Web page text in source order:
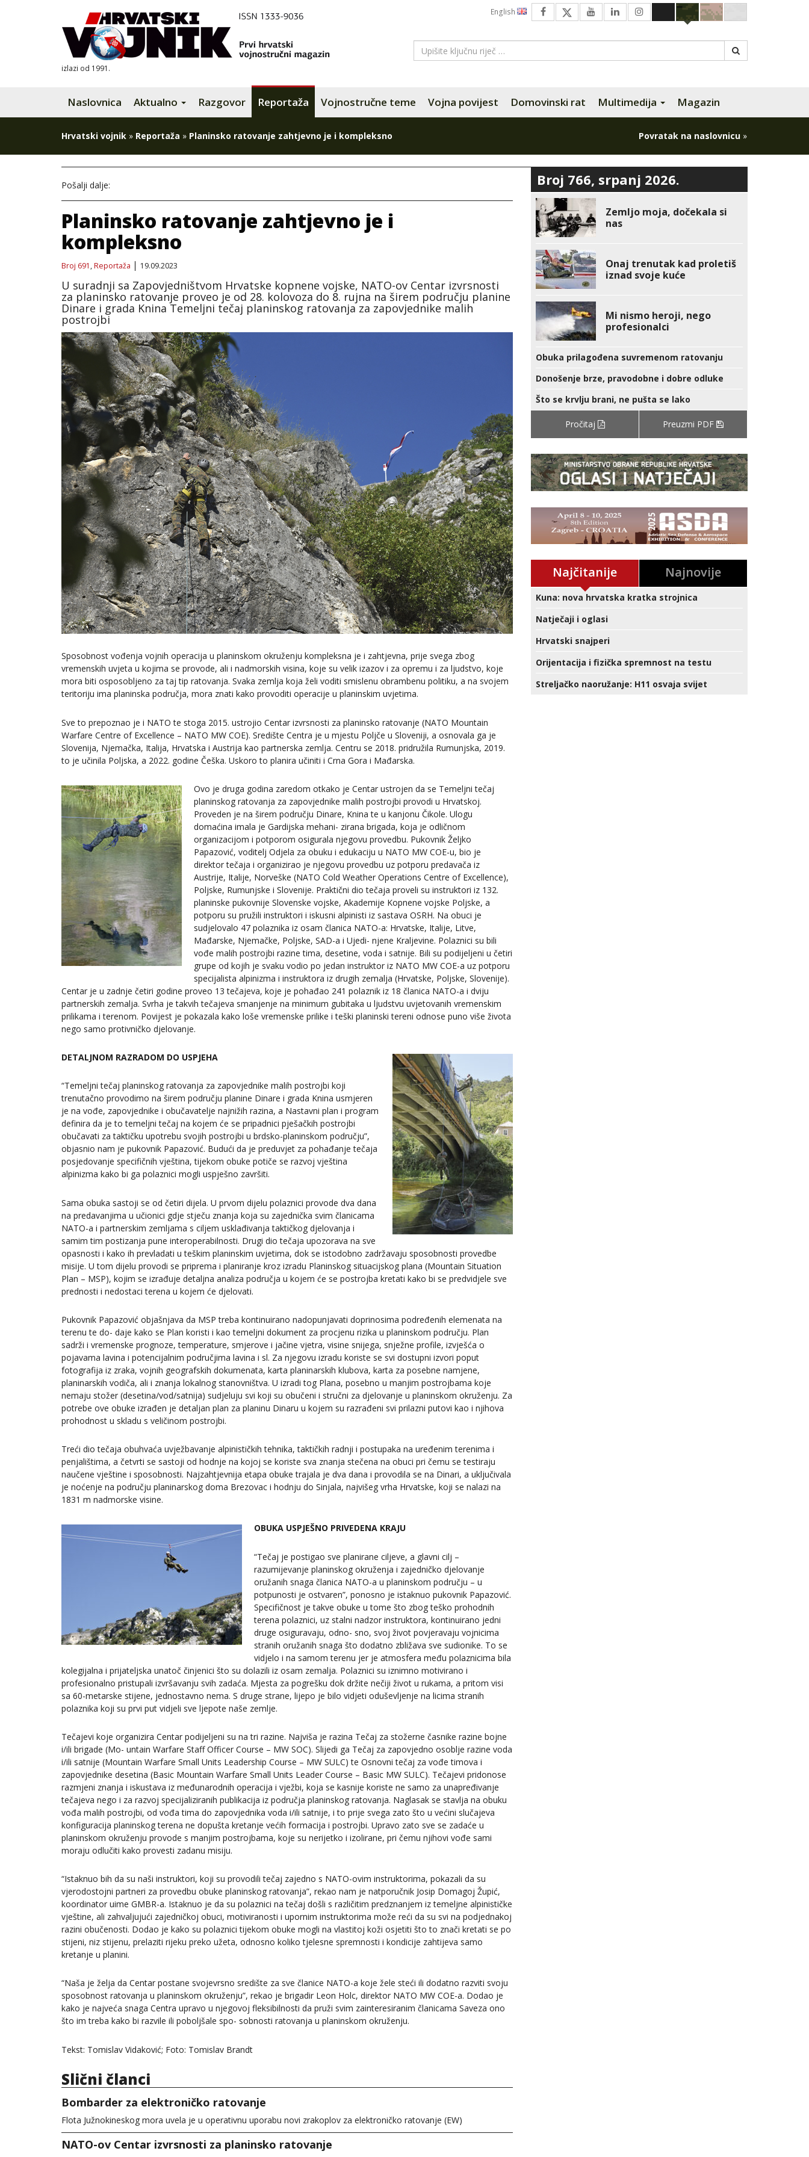
izlazi od 1991.
English
Naslovnica Aktualno Razgovor Reportaža Vojnostručne teme Vojna povijest Domovinski rat Multimedija Magazin
Hrvatski vojnik » Reportaža » Planinsko ratovanje zahtjevno je i kompleksno Povratak na naslovnicu »
Pošalji dalje:
Planinsko ratovanje zahtjevno je i
kompleksno
Broj 691 ,Reportaža 19.09.2023
U suradnji sa Zapovjedništvom Hrvatske kopnene vojske, NATO-ov Centar izvrsnosti
za planinsko ratovanje proveo je od 28. kolovoza do 8. rujna na širem području planine
Dinare i grada Knina Temeljni tečaj planinskog ratovanja za zapovjednike malih
postrojbi
Sposobnost vođenja vojnih operacija u planinskom okruženju kompleksna je i zahtjevna, prije svega zbog
vremenskih uvjeta u kojima se provode, ali i nadmorskih visina, koje su velik izazov i za opremu i za ljudstvo, koje
mora biti osposobljeno za taj tip ratovanja. Svaka zemlja koja želi voditi smislenu obrambenu politiku, a na svojem
teritoriju ima planinska područja, mora znati kako provoditi operacije u planinskim uvjetima.
Sve to prepoznao je i NATO te stoga 2015. ustrojio Centar izvrsnosti za planinsko ratovanje (NATO Mountain
Warfare Centre of Excellence – NATO MW COE). Središte Centra je u mjestu Poljče u Sloveniji, a osnovala ga je
Slovenija, Njemačka, Italija, Hrvatska i Austrija kao partnerska zemlja. Centru se 2018. pridružila Rumunjska, 2019.
to je učinila Poljska, a 2022. godine Češka. Uskoro to planira učiniti i Crna Gora i Mađarska.
Ovo je druga godina zaredom otkako je Centar ustrojen da se Temeljni tečaj
planinskog ratovanja za zapovjednike malih postrojbi provodi u Hrvatskoj.
Proveden je na širem području Dinare, Knina te u kanjonu Čikole. Ulogu
domaćina imala je Gardijska mehani- zirana brigada, koja je odličnom
organizacijom i potporom osigurala njegovu provedbu. Pukovnik Željko
Papazović, voditelj Odjela za obuku i edukaciju u NATO MW COE-u, bio je
direktor tečaja i organizirao je njegovu provedbu uz potporu predavača iz
Austrije, Italije, Norveške (NATO Cold Weather Operations Centre of Excellence),
Poljske, Rumunjske i Slovenije. Praktični dio tečaja proveli su instruktori iz 132.
planinske pukovnije Slovenske vojske, Akademije Kopnene vojske Poljske, a
potporu su pružili instruktori i iskusni alpinisti iz sastava OSRH. Na obuci je
sudjelovalo 47 polaznika iz osam članica NATO-a: Hrvatske, Italije, Litve,
Mađarske, Njemačke, Poljske, SAD-a i Ujedi- njene Kraljevine. Polaznici su bili
vođe malih postrojbi razine tima, desetine, voda i satnije. Bili su podijeljeni u četiri
grupe od kojih je svaku vodio po jedan instruktor iz NATO MW COE-a uz potporu
specijalista alpinizma i instruktora iz drugih zemalja (Hrvatske, Poljske, Slovenije).
Centar je u zadnje četiri godine proveo 13 tečajeva, koje je pohađao 241 polaznik iz 18 članica NATO-a i dviju
partnerskih zemalja. Svrha je takvih tečajeva smanjenje na minimum gubitaka u ljudstvu uvjetovanih vremenskim
prilikama i terenom. Povijest je pokazala kako loše vremenske prilike i teški planinski tereni odnose puno više života
nego samo protivničko djelovanje.
DETALJNOM RAZRADOM DO USPJEHA
“Temeljni tečaj planinskog ratovanja za zapovjednike malih postrojbi koji
trenutačno provodimo na širem području planine Dinare i grada Knina usmjeren
je na vođe, zapovjednike i obučavatelje najnižih razina, a Nastavni plan i program
definira da je to temeljni tečaj na kojem će se pripadnici pješačkih postrojbi
obučavati za taktičku upotrebu svojih postrojbi u brdsko-planinskom području”,
objasnio nam je pukovnik Papazović. Budući da je preduvjet za pohađanje tečaja
posjedovanje specifičnih vještina, tijekom obuke potiče se razvoj vještina
alpinizma kako bi ga polaznici mogli uspješno završiti.
Sama obuka sastoji se od četiri dijela. U prvom dijelu polaznici provode dva dana
na predavanjima u učionici gdje stječu znanja koja su zajednička svim članicama
NATO-a i partnerskim zemljama s ciljem usklađivanja taktičkog djelovanja i
samim tim postizanja pune interoperabilnosti. Drugi dio tečaja upozorava na sve
opasnosti i kako ih prevladati u teškim planinskim uvjetima, dok se istodobno zadržavaju sposobnosti provedbe
misije. U tom dijelu provodi se priprema i planiranje kroz izradu Planinskog situacijskog plana (Mountain Situation
Plan – MSP), kojim se izrađuje detaljna analiza područja u kojem će se postrojba kretati kako bi se predvidjele sve
prednosti i nedostaci terena u kojem će djelovati.
Pukovnik Papazović objašnjava da MSP treba kontinuirano nadopunjavati doprinosima podređenih elemenata na
terenu te do- daje kako se Plan koristi i kao temeljni dokument za procjenu rizika u planinskom području. Plan
sadrži i vremenske prognoze, temperature, smjerove i jačine vjetra, visine snijega, snježne profile, izvješća o
pojavama lavina i potencijalnim područjima lavina i sl. Za njegovu izradu koriste se svi dostupni izvori poput
fotografija iz zraka, vojnih geografskih dokumenata, karta planinarskih klubova, karta za posebne namjene,
planinarskih vodiča, ali i znanja lokalnog stanovništva. U izradi tog Plana, posebno u manjim postrojbama koje
nemaju stožer (desetina/vod/satnija) sudjeluju svi koji su obučeni i stručni za djelovanje u planinskom okruženju. Za
potrebe ove obuke izrađen je detaljan plan za planinu Dinaru u kojem su razrađeni svi prilazni putovi kao i njihova
prohodnost u skladu s veličinom postrojbi.
Treći dio tečaja obuhvaća uvježbavanje alpinističkih tehnika, taktičkih radnji i postupaka na uređenim terenima i
penjalištima, a četvrti se sastoji od hodnje na kojoj se koriste sva znanja stečena na obuci pri čemu se testiraju
naučene vještine i sposobnosti. Najzahtjevnija etapa obuke trajala je dva dana i provodila se na Dinari, a uključivala
je noćenje na području planinarskog doma Brezovac i hodnju do Sinjala, najvišeg vrha Hrvatske, koji se nalazi na
1831 m nadmorske visine.
OBUKA USPJEŠNO PRIVEDENA KRAJU
“Tečaj je postigao sve planirane ciljeve, a glavni cilj –
razumijevanje planinskog okruženja i zajedničko djelovanje
oružanih snaga članica NATO-a u planinskom području – u
potpunosti je ostvaren”, ponosno je istaknuo pukovnik Papazović.
Specifičnost je takve obuke u tome što zbog teško prohodnih
terena polaznici, uz stalni nadzor instruktora, kontinuirano jedni
druge osiguravaju, odno- sno, svoj život povjeravaju vojnicima
stranih oružanih snaga što dodatno zbližava sve sudionike. To se
vidjelo i na samom terenu jer je atmosfera među polaznicima bila
kolegijalna i prijateljska unatoč činjenici što su dolazili iz osam zemalja. Polaznici su iznimno motivirano i
profesionalno pristupali izvršavanju svih zadaća. Mjesta za pogrešku dok držite nečiji život u rukama, a pritom visi
sa 60-metarske stijene, jednostavno nema. S druge strane, lijepo je bilo vidjeti oduševljenje na licima stranih
polaznika koji su prvi put vidjeli sve ljepote naše zemlje.
Tečajevi koje organizira Centar podijeljeni su na tri razine. Najviša je razina Tečaj za stožerne časnike razine bojne
i/ili brigade (Mo- untain Warfare Staff Officer Course – MW SOC). Slijedi ga Tečaj za zapovjedno osoblje razine voda
i/ili satnije (Mountain Warfare Small Units Leadership Course – MW SULC) te Osnovni tečaj za vođe timova i
zapovjednike desetina (Basic Mountain Warfare Small Units Leader Course – Basic MW SULC). Tečajevi pridonose
razmjeni znanja i iskustava iz međunarodnih operacija i vježbi, koja se kasnije koriste ne samo za unapređivanje
tečajeva nego i za razvoj specijaliziranih publikacija iz područja planinskog ratovanja. Naglasak se stavlja na obuku
vođa malih postrojbi, od vođa tima do zapovjednika voda i/ili satnije, i to prije svega zato što u većini slučajeva
konfiguracija planinskog terena ne dopušta kretanje većih formacija i postrojbi. Upravo zato sve se zadaće u
planinskom okruženju provode s manjim postrojbama, koje su nerijetko i izolirane, pri čemu njihovi vođe sami
moraju odlučiti kako provesti zadanu misiju.
“Istaknuo bih da su naši instruktori, koji su provodili tečaj zajedno s NATO-ovim instruktorima, pokazali da su
vjerodostojni partneri za provedbu obuke planinskog ratovanja”, rekao nam je natporučnik Josip Domagoj Župić,
koordinator uime GMBR-a. Istaknuo je da su polaznici na tečaj došli s različitim predznanjem iz temeljne alpinističke
vještine, ali zahvaljujući zajedničkoj obuci, motiviranosti i upornim instruktorima može reći da su svi na podjednakoj
razini obučenosti. Dodao je kako su polaznici tijekom obuke mogli na vlastitoj koži osjetiti što to znači kretati se po
stijeni, niz stijenu, prelaziti rijeku preko užeta, odnosno koliko tjelesne spremnosti i kondicije zahtijeva samo
kretanje u planini.
“Naša je želja da Centar postane svojevrsno središte za sve članice NATO-a koje žele steći ili dodatno razviti svoju
sposobnost ratovanja u planinskom okruženju”, rekao je brigadir Leon Holc, direktor NATO MW COE-a. Dodao je
kako je najveća snaga Centra upravo u njegovoj fleksibilnosti da pruži svim zainteresiranim članicama Saveza ono
što im treba kako bi razvile ili poboljšale spo- sobnosti ratovanja u planinskom okruženju.
Tekst: Tomislav Vidaković; Foto: Tomislav Brandt
Slični članci
Bombarder za elektroničko ratovanje
Flota Južnokineskog mora uvela je u operativnu uporabu novi zrakoplov za elektroničko ratovanje (EW)
NATO-ov Centar izvrsnosti za planinsko ratovanje
Broj 766, srpanj 2026.
Zemljo moja, dočekala si
nas
Onaj trenutak kad proletiš
iznad svoje kuće
Mi nismo heroji, nego
profesionalci
Obuka prilagođena suvremenom ratovanju
Donošenje brze, pravodobne i dobre odluke
Što se krvlju brani, ne pušta se lako
Pročitaj Preuzmi PDF
Najčitanije Najnovije
Kuna: nova hrvatska kratka strojnica
Natječaji i oglasi
Hrvatski snajperi
Orijentacija i fizička spremnost na testu
Streljačko naoružanje: H11 osvaja svijet